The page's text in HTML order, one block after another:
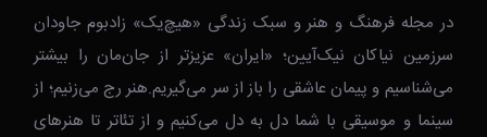
در مجله فرهنگ و هنر و سبک زندگی‌ «هیچ‌یک» زادبوم جاودان
سرزمین نیاکان نیک‌‌‌آیین؛ «ایران» عزیزتر از جان‌مان را بیشتر
می‌شناسیم و پیمان عاشقی را باز از سر می‌گیریم.هنر رج می‌زنیم؛ از
سینما و موسیقی با شما دل به دل می‌کنیم و از تئاتر تا هنرهای